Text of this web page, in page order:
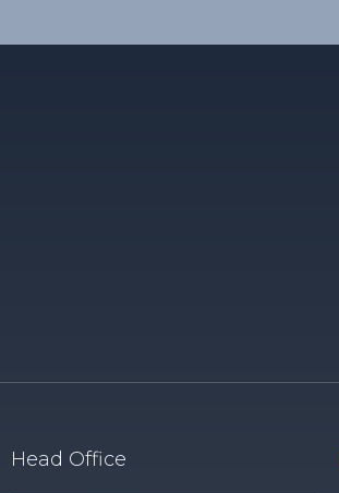
Head Office